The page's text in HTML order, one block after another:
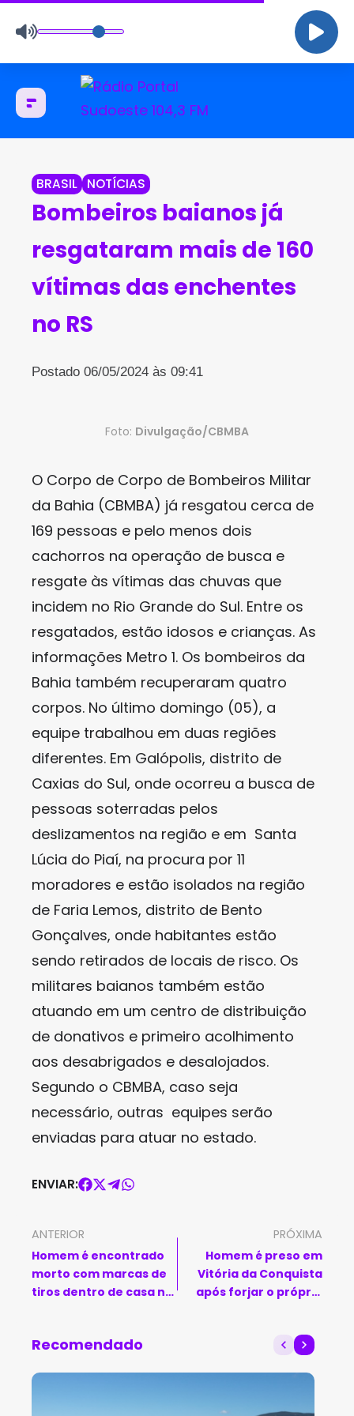
BRASIL NOTÍCIAS
Bombeiros baianos já
resgataram mais de 160
vítimas das enchentes
no RS
Postado 06/05/2024 às 09:41
Foto: Divulgação/CBMBA
O Corpo de Corpo de Bombeiros Militar
da Bahia (CBMBA) já resgatou cerca de
169 pessoas e pelo menos dois
cachorros na operação de busca e
resgate às vítimas das chuvas que
incidem no Rio Grande do Sul. Entre os
resgatados, estão idosos e crianças. As
informações Metro 1. Os bombeiros da
Bahia também recuperaram quatro
corpos. No último domingo (05), a
equipe trabalhou em duas regiões
diferentes. Em Galópolis, distrito de
Caxias do Sul, onde ocorreu a busca de
pessoas soterradas pelos
deslizamentos na região e em Santa
Lúcia do Piaí, na procura por 11
moradores e estão isolados na região
de Faria Lemos, distrito de Bento
Gonçalves, onde habitantes estão
sendo retirados de locais de risco. Os
militares baianos também estão
atuando em um centro de distribuição
de donativos e primeiro acolhimento
aos desabrigados e desalojados.
Segundo o CBMBA, caso seja
necessário, outras equipes serão
enviadas para atuar no estado.
ENVIAR:
ANTERIOR
Homem é encontrado
morto com marcas de
tiros dentro de casa no
PRÓXIMA
Homem é preso em
Vitória da Conquista
após forjar o próprio
Recomendado